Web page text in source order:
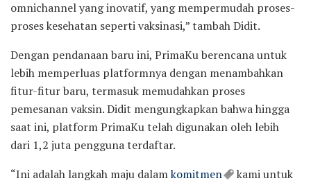
omnichannel yang inovatif, yang mempermudah proses-
proses kesehatan seperti vaksinasi,” tambah Didit.
Dengan pendanaan baru ini, PrimaKu berencana untuk
lebih memperluas platformnya dengan menambahkan
fitur-fitur baru, termasuk memudahkan proses
pemesanan vaksin. Didit mengungkapkan bahwa hingga
saat ini, platform PrimaKu telah digunakan oleh lebih
dari 1,2 juta pengguna terdaftar.
“Ini adalah langkah maju dalamkomitmen
kami untuk